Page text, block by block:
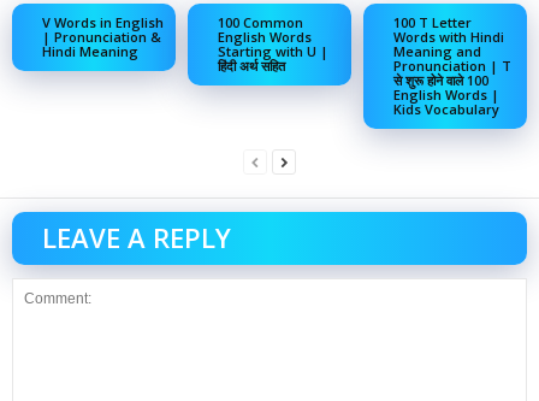
V Words in English
| Pronunciation &
Hindi Meaning
100 Common
English Words
Starting with U |
हिंदी अर्थ सहित
100 T Letter
Words with Hindi
Meaning and
Pronunciation | T
से शुरू होने वाले 100
English Words |
Kids Vocabulary
LEAVE A REPLY